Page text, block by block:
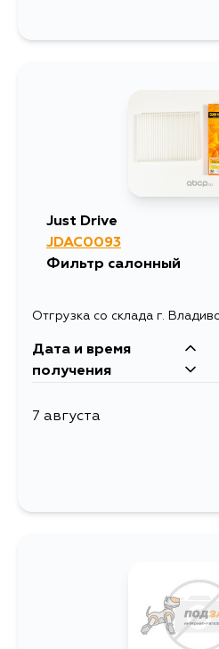
Just Drive
JDAC0093
Фильтр салонный
Отгрузка со склада г.
Дата и время
получения
7 августа